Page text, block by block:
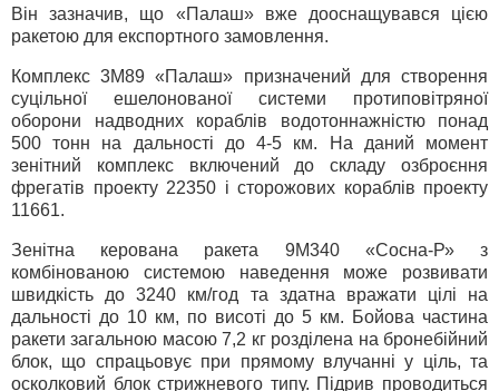
Він зазначив, що «Палаш» вже дооснащувався цією
ракетою для експортного замовлення.
Комплекс 3М89 «Палаш» призначений для створення
суцільної ешелонованої системи протиповітряної
оборони надводних кораблів водотоннажністю понад
500 тонн на дальності до 4-5 км. На даний момент
зенітний комплекс включений до складу озброєння
фрегатів проекту 22350 і сторожових кораблів проекту
11661.
Зенітна керована ракета 9М340 «Сосна-Р» з
комбінованою системою наведення може розвивати
швидкість до 3240 км/год та здатна вражати цілі на
дальності до 10 км, по висоті до 5 км. Бойова частина
ракети загальною масою 7,2 кг розділена на бронебійний
блок, що спрацьовує при прямому влучанні у ціль, та
осколковий блок стрижневого типу. Підрив проводиться